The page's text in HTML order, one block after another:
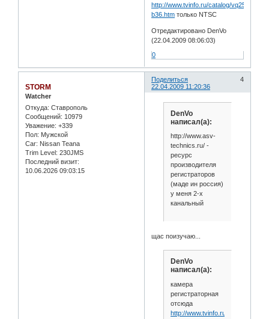
http://www.tvinfo.ru/catalog/vq253c-
b36.htm только NTSC
Отредактировано DenVo
(22.04.2009 08:06:03)
0
Поделиться
4
22.04.2009 11:20:36
STORM
Watcher
Откуда: Ставрополь
Сообщений: 10979
Уважение: +339
Пол: Мужской
Car: Nissan Teana
Trim Level: 230JMS
Последний визит:
10.06.2026 09:03:15
DenVo
написал(а):
http://www.asv-
technics.ru/ -
ресурс
производителя
регистраторов
(маде ин россия)
у меня 2-х
канальный
щас поизучаю...
DenVo
написал(а):
камера
регистраторная
отсюда
http://www.tvinfo.ru/catalog/